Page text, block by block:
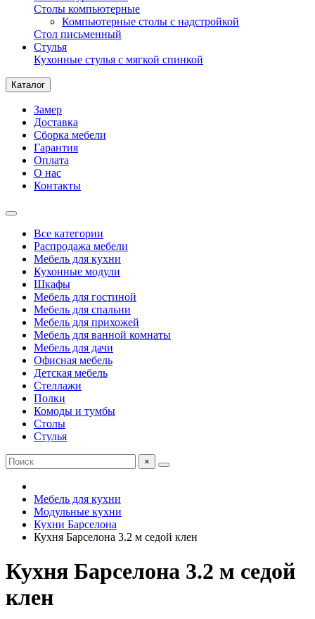
Столы компьютерные
Компьютерные столы с надстройкой
Стол письменный
Стулья
Кухонные стулья с мягкой спинкой
Каталог
Замер
Доставка
Сборка мебели
Гарантия
Оплата
О нас
Контакты
Все категории
Распродажа мебели
Мебель для кухни
Кухонные модули
Шкафы
Мебель для гостиной
Мебель для спальни
Мебель для прихожей
Мебель для ванной комнаты
Мебель для дачи
Офисная мебель
Детская мебель
Стеллажи
Полки
Комоды и тумбы
Столы
Стулья
×
Мебель для кухни
Модульные кухни
Кухни Барселона
Кухня Барселона 3.2 м седой клен
Кухня Барселона 3.2 м седой
клен